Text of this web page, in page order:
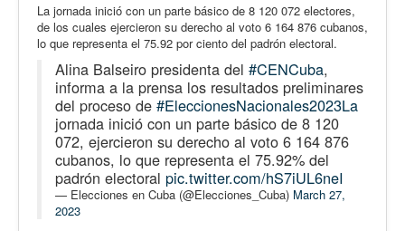
La jornada inició con un parte básico de 8 120 072 electores,
de los cuales ejercieron su derecho al voto 6 164 876 cubanos,
lo que representa el 75.92 por ciento del padrón electoral.
Alina Balseiro presidenta del #CENCuba,
informa a la prensa los resultados preliminares
del proceso de #EleccionesNacionales2023La
jornada inició con un parte básico de 8 120
072, ejercieron su derecho al voto 6 164 876
cubanos, lo que representa el 75.92% del
padrón electoral pic.twitter.com/hS7iUL6neI
— Elecciones en Cuba (@Elecciones_Cuba) March 27,
2023